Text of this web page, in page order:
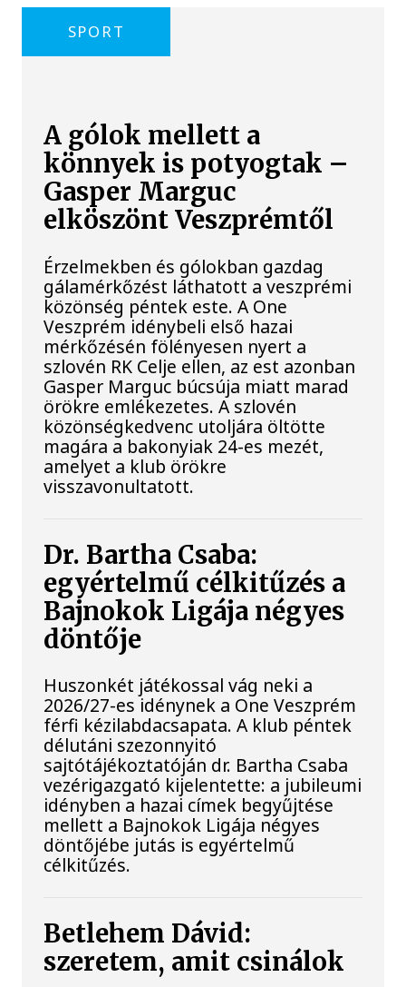
SPORT
A gólok mellett a
könnyek is potyogtak –
Gasper Marguc
elköszönt Veszprémtől
Érzelmekben és gólokban gazdag
gálamérkőzést láthatott a veszprémi
közönség péntek este. A One
Veszprém idénybeli első hazai
mérkőzésén fölényesen nyert a
szlovén RK Celje ellen, az est azonban
Gasper Marguc búcsúja miatt marad
örökre emlékezetes. A szlovén
közönségkedvenc utoljára öltötte
magára a bakonyiak 24-es mezét,
amelyet a klub örökre
visszavonultatott.
Dr. Bartha Csaba:
egyértelmű célkitűzés a
Bajnokok Ligája négyes
döntője
Huszonkét játékossal vág neki a
2026/27-es idénynek a One Veszprém
férfi kézilabdacsapata. A klub péntek
délutáni szezonnyitó
sajtótájékoztatóján dr. Bartha Csaba
vezérigazgató kijelentette: a jubileumi
idényben a hazai címek begyűjtése
mellett a Bajnokok Ligája négyes
döntőjébe jutás is egyértelmű
célkitűzés.
Betlehem Dávid:
szeretem, amit csinálok